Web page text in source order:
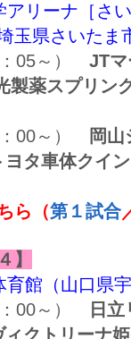
アリーナ［さ
玉県さいたま
：05～）JTマ
製薬スプリン
00～） 岡
ヨタ車体クイ
ら （第１試合
】
館（山口県宇
00～）
日
ィクトリーナ